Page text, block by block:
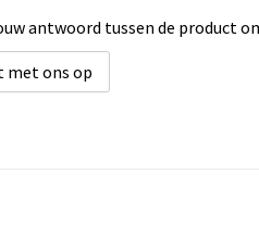
antwoord tussen de product
met ons op